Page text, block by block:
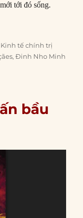
tới đó sống.
Trật tự Thế giới của
Kinh tế chính trị
,Đinh Nho Minh
bầu